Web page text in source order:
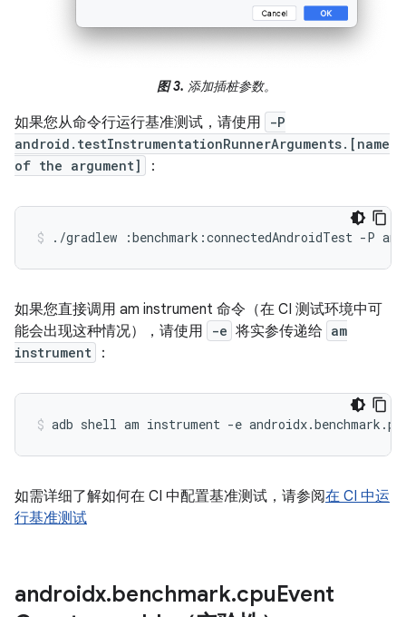
图 3. 添加插桩参数。
如果您从命令行运行基准测试，请使用
-P
android.testInstrumentationRunnerArguments.[name
of the argument]
：
./gradlew :benchmark:connectedAndroidTest -P
如果您直接调用 am instrument 命令（在 CI 测试环境中可
能会出现这种情况），请使用
-e 将实参传递给 am
instrument
：
adb shell am instrument -e
如需详细了解如何在 CI 中配置基准测试，请参阅在 CI 中运
行基准测试
androidx.benchmark.cpuEvent